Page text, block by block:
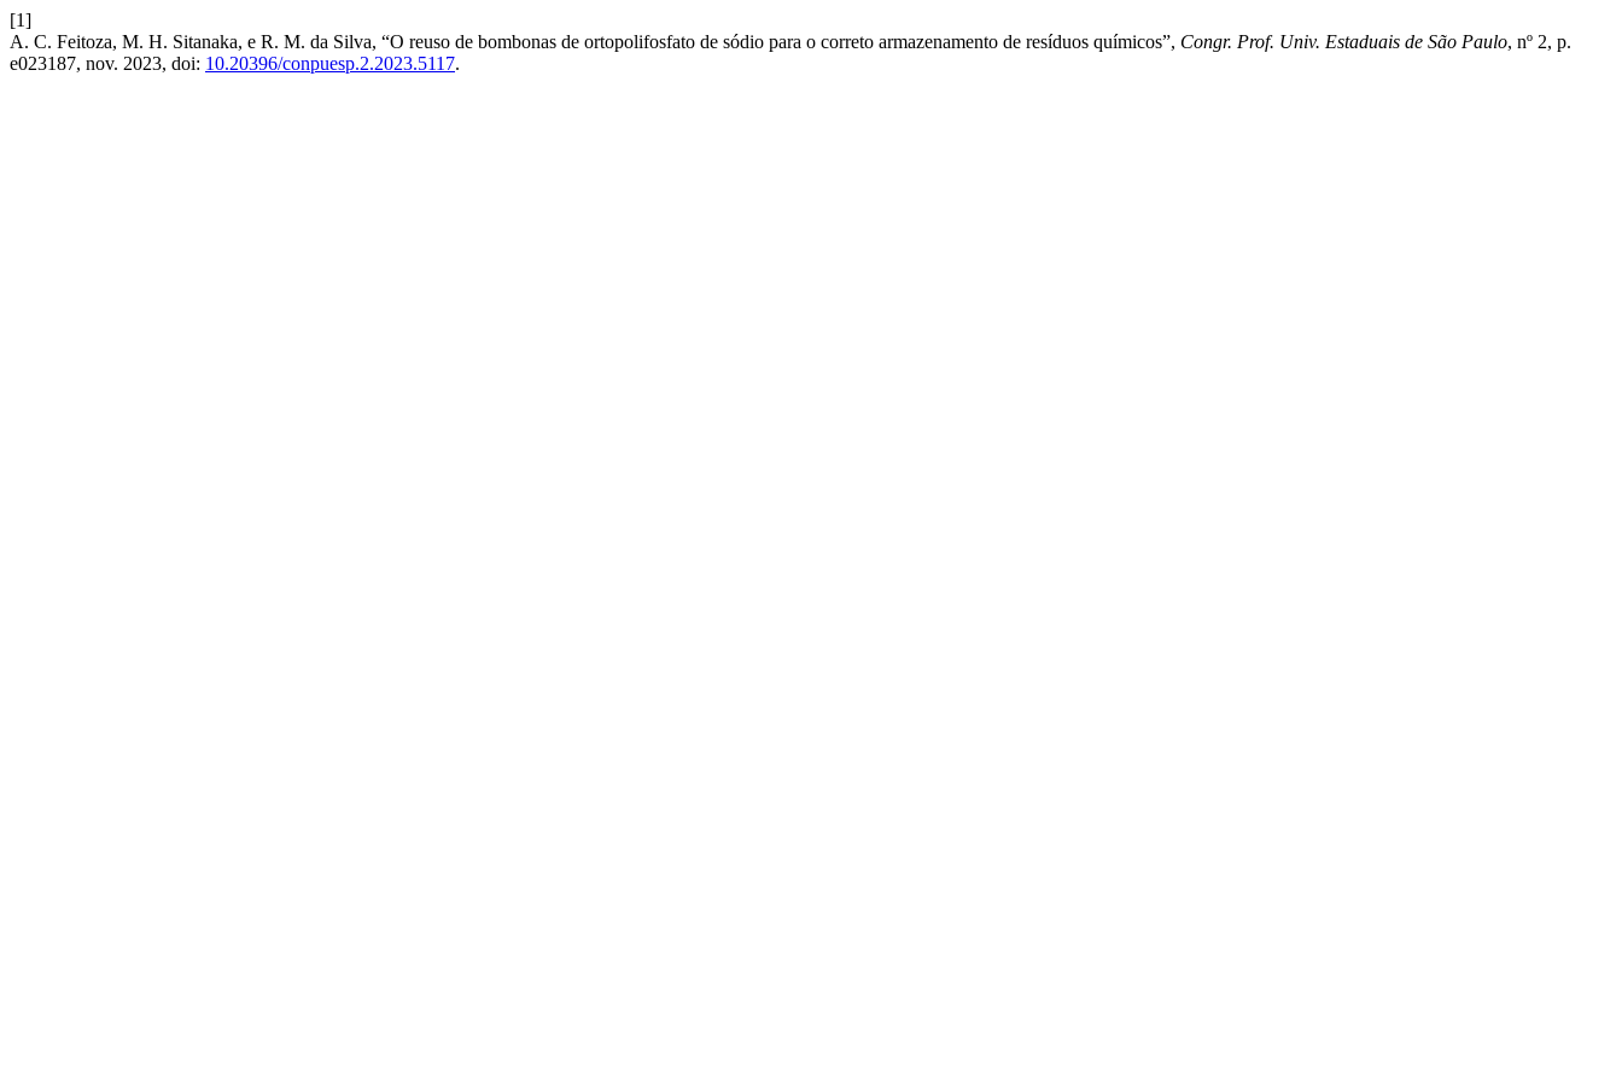
[1]
A. C. Feitoza, M. H. Sitanaka, e R. M. da Silva, “O reuso de bombonas de ortopolifosfato de sódio para o correto armazenamento de resíduos químicos”, Congr. Prof. Univ. Estaduais de São Paulo, nº 2, p.
e023187, nov. 2023, doi: 10.20396/conpuesp.2.2023.5117.